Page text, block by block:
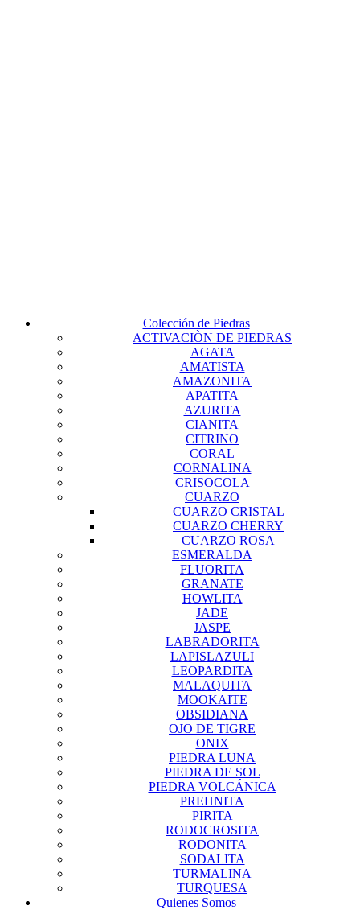
Colección de Piedras
ACTIVACIÒN DE PIEDRAS
AGATA
AMATISTA
AMAZONITA
APATITA
AZURITA
CIANITA
CITRINO
CORAL
CORNALINA
CRISOCOLA
CUARZO
CUARZO CRISTAL
CUARZO CHERRY
CUARZO ROSA
ESMERALDA
FLUORITA
GRANATE
HOWLITA
JADE
JASPE
LABRADORITA
LAPISLAZULI
LEOPARDITA
MALAQUITA
MOOKAITE
OBSIDIANA
OJO DE TIGRE
ONIX
PIEDRA LUNA
PIEDRA DE SOL
PIEDRA VOLCÁNICA
PREHNITA
PIRITA
RODOCROSITA
RODONITA
SODALITA
TURMALINA
TURQUESA
Quienes Somos